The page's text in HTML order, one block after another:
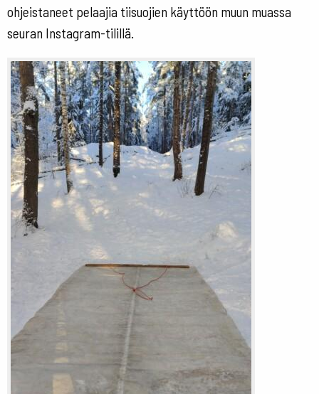
ohjeistaneet pelaajia tiisuojien käyttöön muun muassa
seuran Instagram-tilillä.